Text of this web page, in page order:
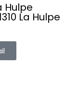
Hulpe
La Hulpe